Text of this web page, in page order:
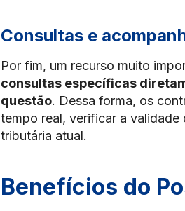
Consultas e
Por fim, um recurso muito
consultas específicas
questão. Dessa forma, os
tempo real, verificar a
tributária atual.
Benefícios do